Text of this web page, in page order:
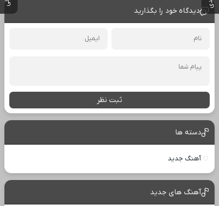
دیدگاه خود را بگذارید
ثبت نظر
دسته ها
آهنگ جدید
آهنگ های جدید